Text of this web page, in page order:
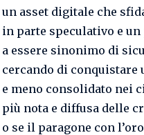
un asset digitale che
in parte speculativo e
a essere sinonimo di
cercando di
e meno consolidato nei
più nota e diffusa delle
o se il paragone con